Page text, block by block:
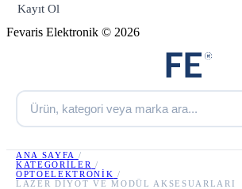
Kayıt Ol
Fevaris Elektronik © 2026
ANA SAYFA /
KATEGORILER /
OPTOELEKTRONIK /
LAZER DIYOT VE MODÜL AKSESUARLARI